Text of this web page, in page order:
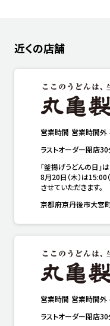
近くの店舗
営業時間 営業時間外
ラストオーダー閉店
「釜揚げうどんの日」
8月20日（木）は
させていただきます。
京都府京丹後市大宮
営業時間 営業時間外
ラストオーダー閉店